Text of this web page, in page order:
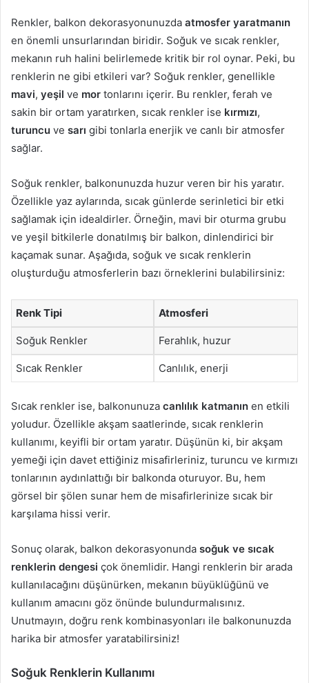
Renkler, balkon dekorasyonunuzda atmosfer yaratmanın
en önemli unsurlarından biridir. Soğuk ve sıcak renkler,
mekanın ruh halini belirlemede kritik bir rol oynar. Peki, bu
renklerin ne gibi etkileri var? Soğuk renkler, genellikle
mavi, yeşil ve mor tonlarını içerir. Bu renkler, ferah ve
sakin bir ortam yaratırken, sıcak renkler ise kırmızı,
turuncu ve sarı gibi tonlarla enerjik ve canlı bir atmosfer
sağlar.
Soğuk renkler, balkonunuzda huzur veren bir his yaratır.
Özellikle yaz aylarında, sıcak günlerde serinletici bir etki
sağlamak için idealdirler. Örneğin, mavi bir oturma grubu
ve yeşil bitkilerle donatılmış bir balkon, dinlendirici bir
kaçamak sunar. Aşağıda, soğuk ve sıcak renklerin
oluşturduğu atmosferlerin bazı örneklerini bulabilirsiniz:
Renk Tipi Atmosferi
Soğuk Renkler Ferahlık, huzur
Sıcak Renkler Canlılık, enerji
Sıcak renkler ise, balkonunuza canlılık katmanın en etkili
yoludur. Özellikle akşam saatlerinde, sıcak renklerin
kullanımı, keyifli bir ortam yaratır. Düşünün ki, bir akşam
yemeği için davet ettiğiniz misafirleriniz, turuncu ve kırmızı
tonlarının aydınlattığı bir balkonda oturuyor. Bu, hem
görsel bir şölen sunar hem de misafirlerinize sıcak bir
karşılama hissi verir.
Sonuç olarak, balkon dekorasyonunda soğuk ve sıcak
renklerin dengesi çok önemlidir. Hangi renklerin bir arada
kullanılacağını düşünürken, mekanın büyüklüğünü ve
kullanım amacını göz önünde bulundurmalısınız.
Unutmayın, doğru renk kombinasyonları ile balkonunuzda
harika bir atmosfer yaratabilirsiniz!
Soğuk Renklerin Kullanımı